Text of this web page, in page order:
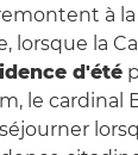
à
lorsque la
d'été
le cardinal